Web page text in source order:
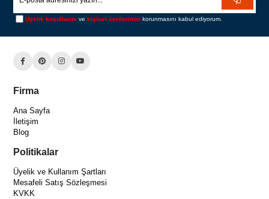
Üyelik koşullarını ve kişisel verilerimin korunmasını kabul ediyorum.
Firma
Ana Sayfa
İletişim
Blog
Politikalar
Üyelik ve Kullanım Şartları
Mesafeli Satış Sözleşmesi
KVKK